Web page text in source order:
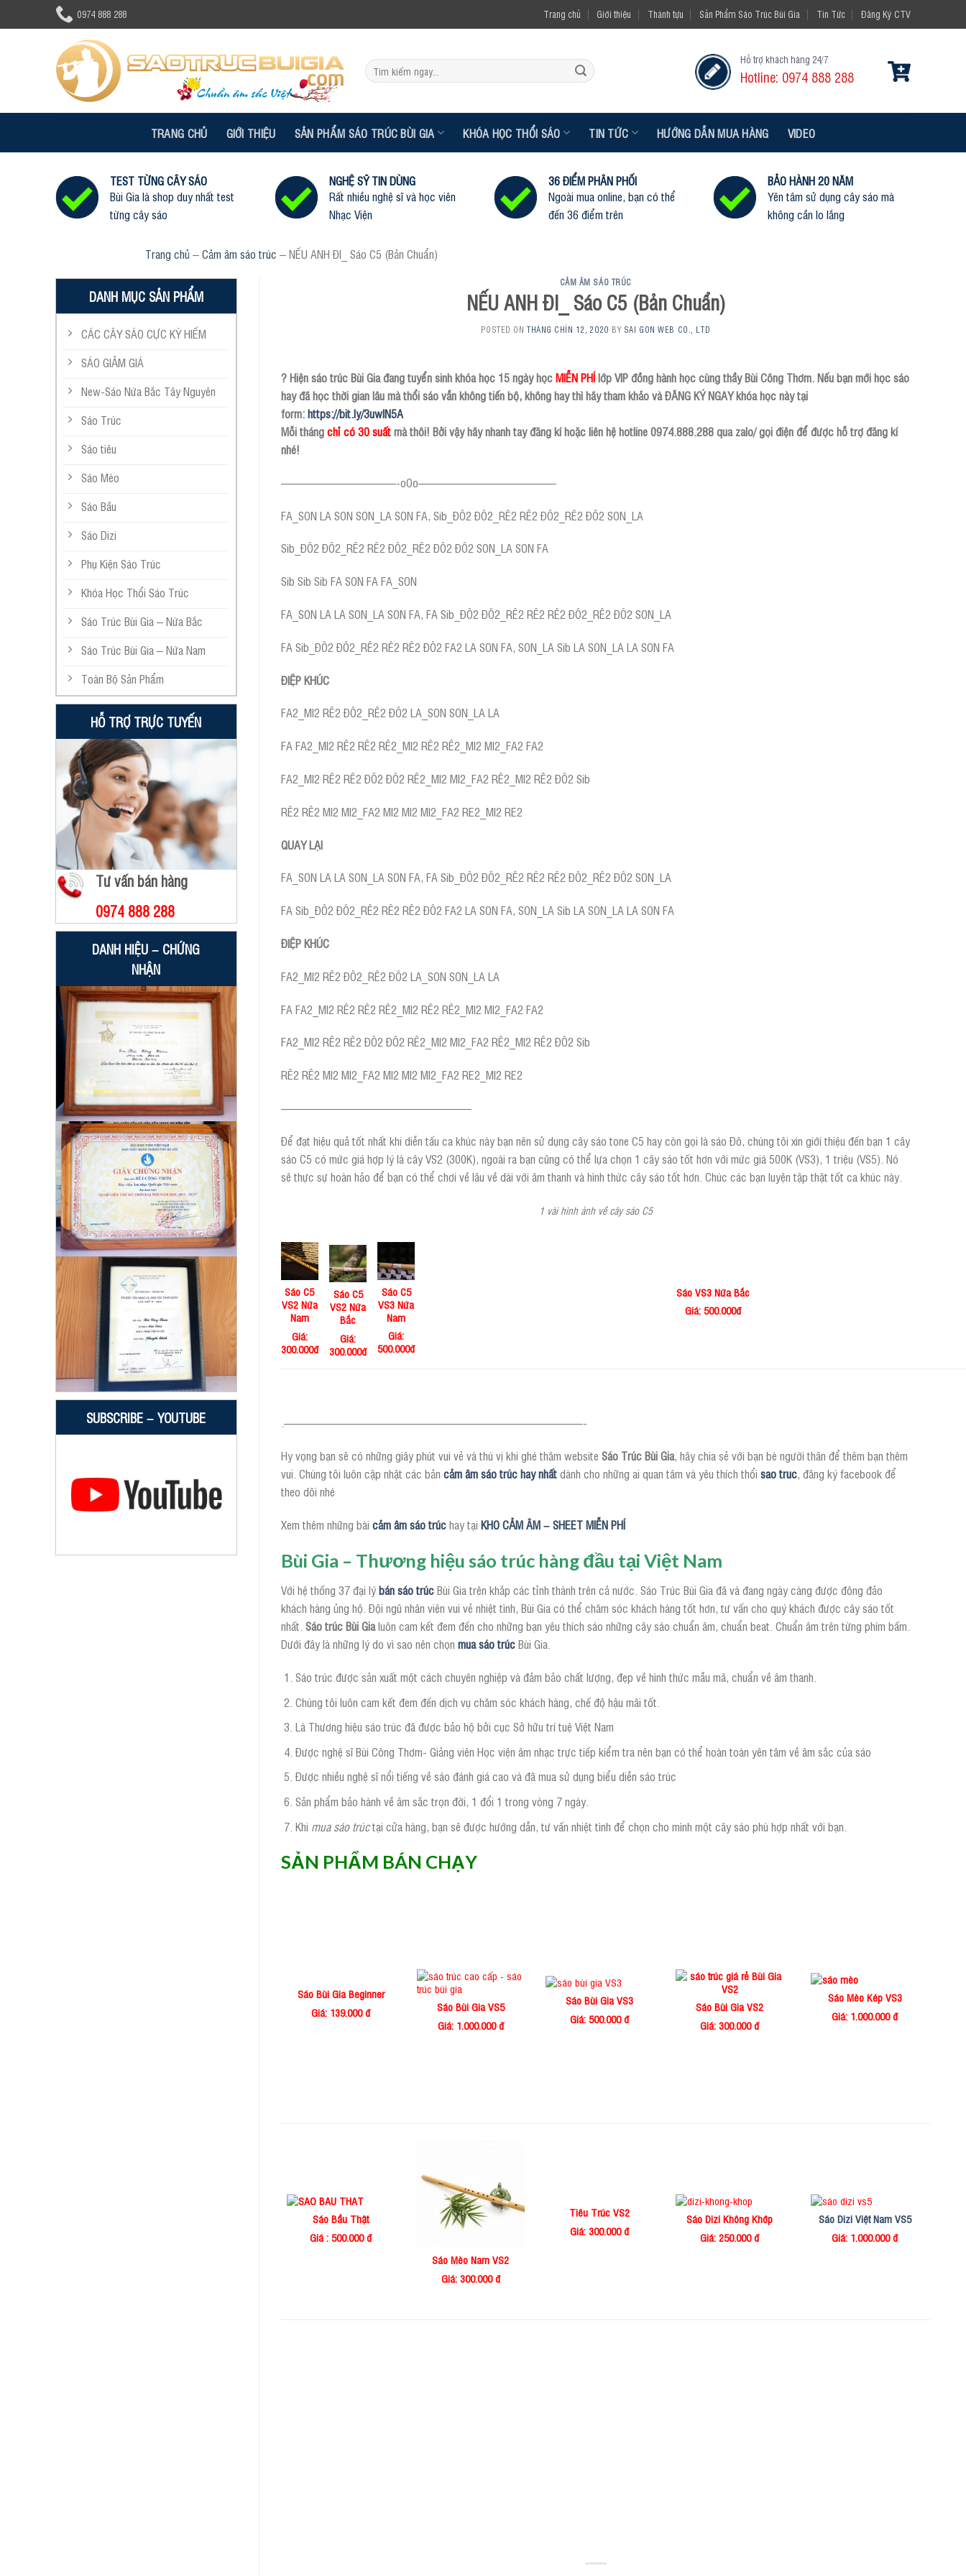
to
0974 888 288 Trang chủ Giới thiệu Thành tựu Sản Phẩm Sáo Trúc Bùi Gia Tin Tức Đăng Ký CTV
Tìm
kiếm:
Hỗ trợ khách hàng 24/7
Hotline: 0974 888 288
TRANG CHỦ GIỚI THIỆU SẢN PHẨM SÁO TRÚC BÙI GIA KHÓA HỌC THỔI SÁO TIN TỨC HƯỚNG DẪN MUA HÀNG VIDEO
TEST TỪNG CÂY SÁO
Bùi Gia là shop duy nhất test
từng cây sáo
NGHỆ SỸ TIN DÙNG
Rất nhiều nghệ sĩ và học viên
Nhạc Viện
36 ĐIỂM PHÂN PHỐI
Ngoài mua online, bạn có thể
đến 36 điểm trên
BẢO HÀNH 20 NĂM
Yên tâm sử dụng cây sáo mà
không cần lo lắng
Trang chủ –Cảm âm sáo trúc –NẾU ANH ĐI_ Sáo C5 (Bản Chuẩn)
DANH MỤC SẢN PHẨM
CÁC CÂY SÁO CỰC KỲ HIẾM
SÁO GIẢM GIÁ
New-Sáo Nứa Bắc Tây Nguyên
Sáo Trúc
Sáo tiêu
Sáo Mèo
Sáo Bầu
Sáo Dizi
Phụ Kiện Sáo Trúc
Khóa Học Thổi Sáo Trúc
Sáo Trúc Bùi Gia – Nứa Bắc
Sáo Trúc Bùi Gia – Nứa Nam
Toàn Bộ Sản Phẩm
HỖ TRỢ TRỰC TUYẾN
Tư vấn bán hàng
0974 888 288
DANH HIỆU – CHỨNG
NHẬN
SUBSCRIBE – YOUTUBE
CẢM ÂM SÁO TRÚC
NẾU ANH ĐI_ Sáo C5 (Bản Chuẩn)
POSTED ON THÁNG CHÍN 12, 2020 BY SAI GON WEB CO., LTD
? Hiện sáo trúc Bùi Gia đang tuyển sinh khóa học 15 ngày họcMIỄN PHÍlớp VIP đồng hành học cùng thầy Bùi Công Thơm. Nếu bạn mới học sáo
hay đã học thời gian lâu mà thổi sáo vẫn không tiến bộ, không hay thì hãy tham khảo và ĐĂNG KÝ NGAY khóa học này tại
form:https://bit.ly/3uwlN5A
Mỗi thángchỉ có 30 suấtmà thôi! Bởi vậy hãy nhanh tay đăng kí hoặc liên hệ hotline 0974.888.288 qua zalo/ gọi điện để được hỗ trợ đăng kí
nhé!
——————————-oOo————————————
FA_SON LA SON SON_LA SON FA, Sib_ĐÔ2 ĐÔ2_RÊ2 RÊ2 ĐÔ2_RÊ2 ĐÔ2 SON_LA
Sib_ĐÔ2 ĐÔ2_RÊ2 RÊ2 ĐÔ2_RÊ2 ĐÔ2 ĐÔ2 SON_LA SON FA
Sib Sib Sib FA SON FA FA_SON
FA_SON LA LA SON_LA SON FA, FA Sib_ĐÔ2 ĐÔ2_RÊ2 RÊ2 RÊ2 ĐÔ2_RÊ2 ĐÔ2 SON_LA
FA Sib_ĐÔ2 ĐÔ2_RÊ2 RÊ2 RÊ2 ĐÔ2 FA2 LA SON FA, SON_LA Sib LA SON_LA LA SON FA
ĐIỆP KHÚC
FA2_MI2 RÊ2 ĐÔ2_RÊ2 ĐÔ2 LA_SON SON_LA LA
FA FA2_MI2 RÊ2 RÊ2 RÊ2_MI2 RÊ2 RÊ2_MI2 MI2_FA2 FA2
FA2_MI2 RÊ2 RÊ2 ĐÔ2 ĐÔ2 RÊ2_MI2 MI2_FA2 RÊ2_MI2 RÊ2 ĐÔ2 Sib
RÊ2 RÊ2 MI2 MI2_FA2 MI2 MI2 MI2_FA2 RE2_MI2 RE2
QUAY LẠI
FA_SON LA LA SON_LA SON FA, FA Sib_ĐÔ2 ĐÔ2_RÊ2 RÊ2 RÊ2 ĐÔ2_RÊ2 ĐÔ2 SON_LA
FA Sib_ĐÔ2 ĐÔ2_RÊ2 RÊ2 RÊ2 ĐÔ2 FA2 LA SON FA, SON_LA Sib LA SON_LA LA SON FA
ĐIỆP KHÚC
FA2_MI2 RÊ2 ĐÔ2_RÊ2 ĐÔ2 LA_SON SON_LA LA
FA FA2_MI2 RÊ2 RÊ2 RÊ2_MI2 RÊ2 RÊ2_MI2 MI2_FA2 FA2
FA2_MI2 RÊ2 RÊ2 ĐÔ2 ĐÔ2 RÊ2_MI2 MI2_FA2 RÊ2_MI2 RÊ2 ĐÔ2 Sib
RÊ2 RÊ2 MI2 MI2_FA2 MI2 MI2 MI2_FA2 RE2_MI2 RE2
————————————————–
Để đạt hiệu quả tốt nhất khi diễn tấu ca khúc này bạn nên sử dụng cây sáo tone C5 hay còn gọi là sáo Đô, chúng tôi xin giới thiệu đến bạn 1 cây
sáo C5 có mức giá hợp lý là cây VS2 (300K), ngoài ra bạn cũng có thể lựa chọn 1 cây sáo tốt hơn với mức giá 500K (VS3), 1 triệu (VS5). Nó
sẽ thực sự hoàn hảo để bạn có thể chơi về lâu về dài với âm thanh và hình thức cây sáo tốt hơn. Chúc các bạn luyện tập thật tốt ca khúc này.
1 vài hình ảnh về cây sáo C5
Sáo C5
VS2 Nứa
Nam
Giá:
300.000đ
Sáo C5
VS2 Nứa
Bắc
Giá:
300.000đ
Sáo C5
VS3 Nứa
Nam
Giá:
500.000đ
Sáo VS3 Nứa Bắc
Giá: 500.000đ
.——————————————————————————-
Hy vọng bạn sẽ có những giây phút vui vẻ và thú vị khi ghé thăm website Sáo Trúc Bùi Gia, hãy chia sẻ với bạn bè người thân để thêm bạn thêm
vui. Chúng tôi luôn cập nhật các bản cảm âm sáo trúc hay nhấtdành cho những ai quan tâm và yêu thích thổi sao truc, đăng ký facebook để
theo dõi nhé
Xem thêm những bài cảm âm sáo trúchay tại KHO CẢM ÂM – SHEET MIỄN PHÍ
Bùi Gia – Thương hiệu sáo trúc hàng đầu tại Việt Nam
Với hệ thống 37 đại lýbán sáo trúcBùi Gia trên khắp các tỉnh thành trên cả nước. Sáo Trúc Bùi Gia đã và đang ngày càng được đông đảo
khách hàng ủng hộ. Đội ngũ nhân viên vui vẻ nhiệt tình, Bùi Gia có thể chăm sóc khách hàng tốt hơn, tư vấn cho quý khách được cây sáo tốt
nhất. Sáo trúc Bùi Gialuôn cam kết đem đến cho những bạn yêu thích sáo những cây sáo chuẩn âm, chuẩn beat. Chuẩn âm trên từng phím bấm.
Dưới đây là những lý do vì sao nên chọn mua sáo trúcBùi Gia.
Sáo trúc được sản xuất một cách chuyên nghiệp và đảm bảo chất lượng, đẹp về hình thức mẫu mã, chuẩn về âm thanh.
Chúng tôi luôn cam kết đem đến dịch vụ chăm sóc khách hàng, chế độ hậu mãi tốt.
Là Thương hiệu sáo trúc đã được bảo hộ bởi cục Sở hữu trí tuệ Việt Nam
Được nghệ sĩ Bùi Công Thơm- Giảng viên Học viện âm nhạc trực tiếp kiểm tra nên bạn có thể hoàn toàn yên tâm về âm sắc của sáo
Được nhiều nghệ sĩ nổi tiếng về sáo đánh giá cao và đã mua sử dụng biểu diễn sáo trúc
Sản phẩm bảo hành về âm sắc trọn đời, 1 đổi 1 trong vòng 7 ngày.
Khi mua sáo trúctại cửa hàng, bạn sẽ được hướng dẫn, tư vấn nhiệt tình để chọn cho mình một cây sáo phù hợp nhất với bạn.
SẢN PHẨM BÁN CHẠY
Sáo Bùi Gia Beginner
Giá: 139.000 đ
Sáo Bùi Gia VS5
Giá: 1.000.000 đ
Sáo Bùi Gia VS3
Giá: 500.000 đ
Sáo Bùi Gia VS2
Giá: 300.000 đ
Sáo Mèo Kép VS3
Giá: 1.000.000 đ
Sáo Bầu Thật
Giá : 500.000 đ
Sáo Mèo Nam VS2
Giá: 300.000 đ
Tiêu Trúc VS2
Giá: 300.000 đ
Sáo Dizi Không Khớp
Giá: 250.000 đ
Sáo Dizi Việt Nam VS5
Giá: 1.000.000 đ